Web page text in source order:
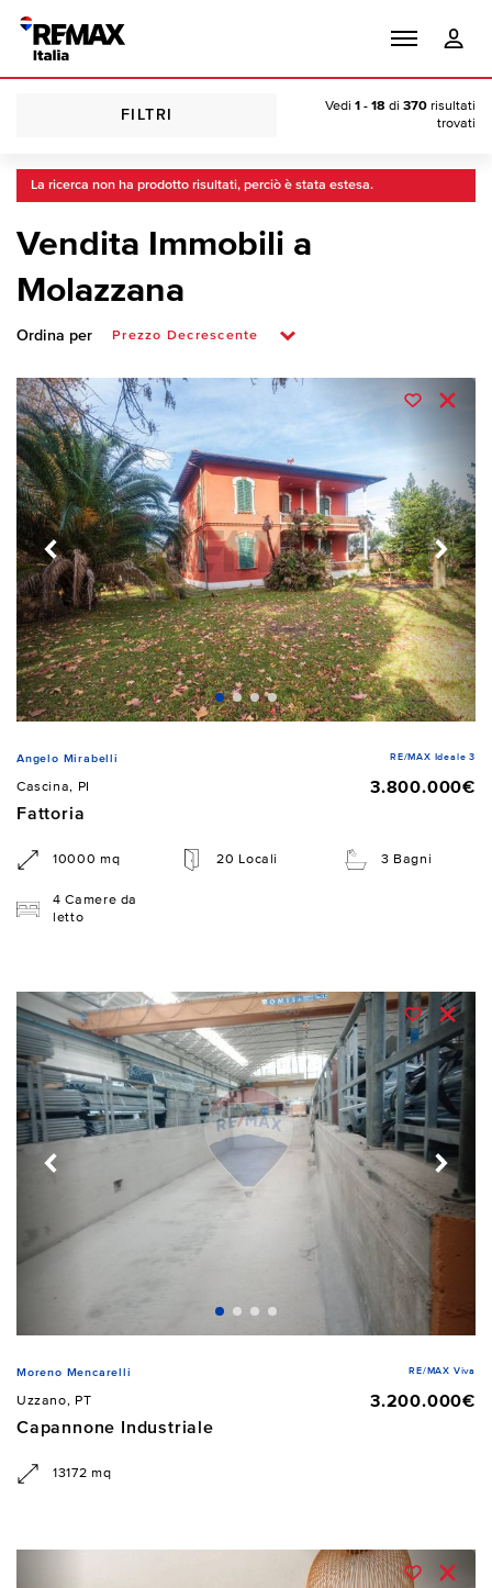
FILTRI
Vedi 1 - 18 di 370 risultati
trovati
La ricerca non ha prodotto risultati, perciò è stata estesa.
Vendita Immobili a
Molazzana
Ordina per
Angelo Mirabelli RE/MAX Ideale 3
Cascina, PI
3.800.000€
Fattoria
10000 mq 20 Locali 3 Bagni
4 Camere da
letto
Moreno Mencarelli RE/MAX Viva
Uzzano, PT
3.200.000€
Capannone Industriale
13172 mq